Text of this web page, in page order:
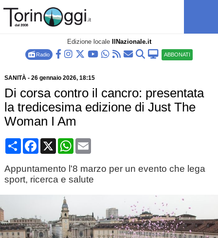
Edizione locale IlNazionale.it
Radio ABBONATI
SANITÀ- 26 gennaio 2026, 18:15
Di corsa contro il cancro: presentata
la tredicesima edizione di Just The
Woman I Am
CondividiFacebook
X WhatsApp
Email
Appuntamento l'8 marzo per un evento che lega
sport, ricerca e salute